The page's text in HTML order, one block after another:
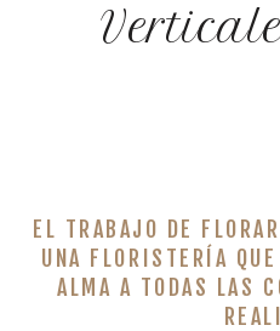
EL TRABAJO DE
UNA FLORISTERÍA
ALMA A TODAS LAS